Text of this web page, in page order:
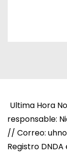
Ultima Hora
responsable:
// Correo:
Registro